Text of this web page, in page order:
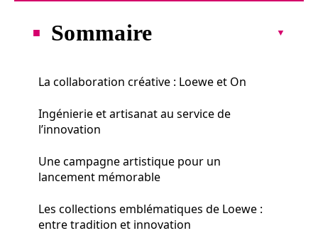
Sommaire
La collaboration créative : Loewe et On
Ingénierie et artisanat au service de
l’innovation
Une campagne artistique pour un
lancement mémorable
Les collections emblématiques de Loewe :
entre tradition et innovation